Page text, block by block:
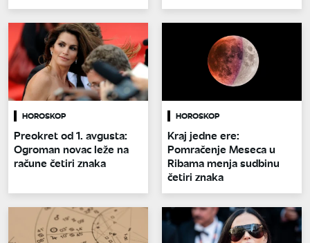
HOROSKOP
Preokret od 1. avgusta:
Ogroman novac leže na
račune četiri znaka
HOROSKOP
Kraj jedne ere:
Pomračenje Meseca u
Ribama menja sudbinu
četiri znaka